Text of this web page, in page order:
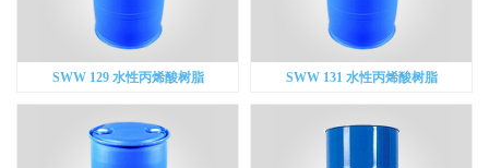
SWW 129 水性丙烯酸树脂 SWW 131 水性丙烯酸树脂